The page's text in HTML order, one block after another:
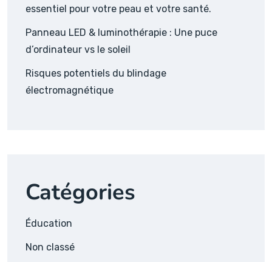
essentiel pour votre peau et votre santé.
Panneau LED & luminothérapie : Une puce
d’ordinateur vs le soleil
Risques potentiels du blindage
électromagnétique
Catégories
Éducation
Non classé